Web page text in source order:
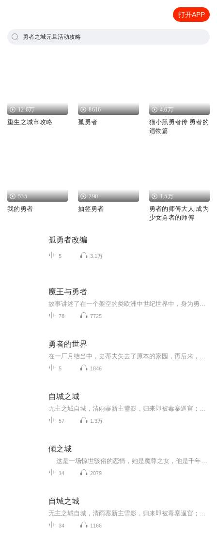
打开APP
勇者之城元旦活动攻略
12.6万
重生之城市攻略
8616
孤勇者
4.6万
猫小黑勇者传 勇者的
遗物篇
535
我的勇者
290
抽签勇者
1.5万
勇者的师傅大人|成为
少女勇者的师傅
孤勇者改编
5 3.1万
魔王与勇者
78 7725
勇者的世界
5 1846
自城之城
57 1.3万
倾之城
14 2079
自城之城
34 1166